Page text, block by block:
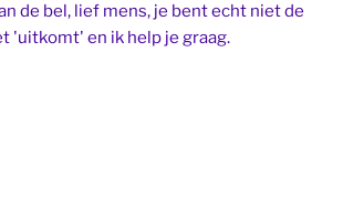
de bel, lief mens, je bent echt niet de
'uitkomt' en ik help je graag.